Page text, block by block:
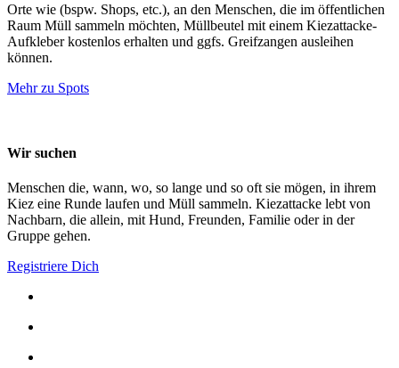
Orte wie (bspw. Shops, etc.), an den Menschen, die im öffentlichen
Raum Müll sammeln möchten, Müllbeutel mit einem Kiezattacke-
Aufkleber kostenlos erhalten und ggfs. Greifzangen ausleihen
können.
Mehr zu Spots
Wir suchen
Menschen die, wann, wo, so lange und so oft sie mögen, in ihrem
Kiez eine Runde laufen und Müll sammeln. Kiezattacke lebt von
Nachbarn, die allein, mit Hund, Freunden, Familie oder in der
Gruppe gehen.
Registriere Dich